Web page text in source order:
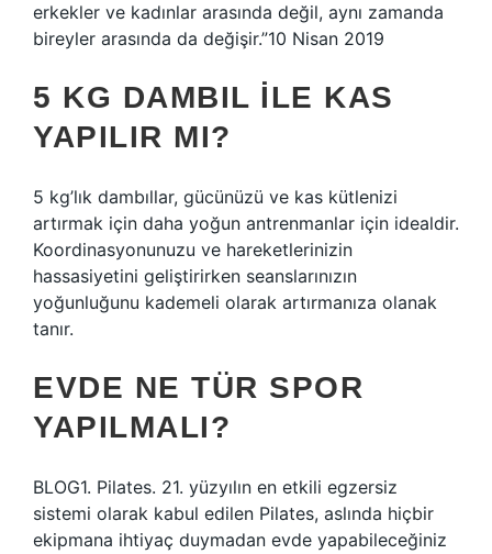
erkekler ve kadınlar arasında değil, aynı zamanda
bireyler arasında da değişir.”10 Nisan 2019
5 KG DAMBIL ILE KAS
YAPILIR MI?
5 kg’lık dambıllar, gücünüzü ve kas kütlenizi
artırmak için daha yoğun antrenmanlar için idealdir.
Koordinasyonunuzu ve hareketlerinizin
hassasiyetini geliştirirken seanslarınızın
yoğunluğunu kademeli olarak artırmanıza olanak
tanır.
EVDE NE TÜR SPOR
YAPILMALI?
BLOG1. Pilates. 21. yüzyılın en etkili egzersiz
sistemi olarak kabul edilen Pilates, aslında hiçbir
ekipmana ihtiyaç duymadan evde yapabileceğiniz